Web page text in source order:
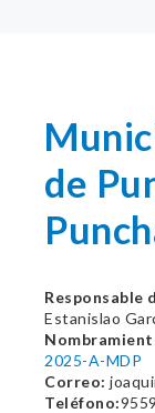
de
Responsable
Estanislao
2025-A-MDP
Correo:
Teléfono: